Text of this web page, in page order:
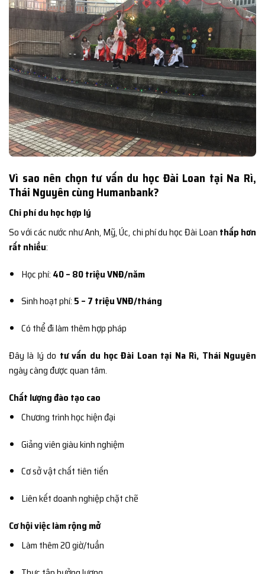
Vì sao nên chọn tư vấn du học Đài Loan tại Na Rì,
Thái Nguyên cùng Humanbank?
Chi phí du học hợp lý
So với các nước như Anh, Mỹ, Úc, chi phí du học Đài Loan thấp hơn
rất nhiều:
Học phí: 40 – 80 triệu VNĐ/năm
Sinh hoạt phí: 5 – 7 triệu VNĐ/tháng
Có thể đi làm thêm hợp pháp
Đây là lý do tư vấn du học Đài Loan tại Na Rì, Thái Nguyên
ngày càng được quan tâm.
Chất lượng đào tạo cao
Chương trình học hiện đại
Giảng viên giàu kinh nghiệm
Cơ sở vật chất tiên tiến
Liên kết doanh nghiệp chặt chẽ
Cơ hội việc làm rộng mở
Làm thêm 20 giờ/tuần